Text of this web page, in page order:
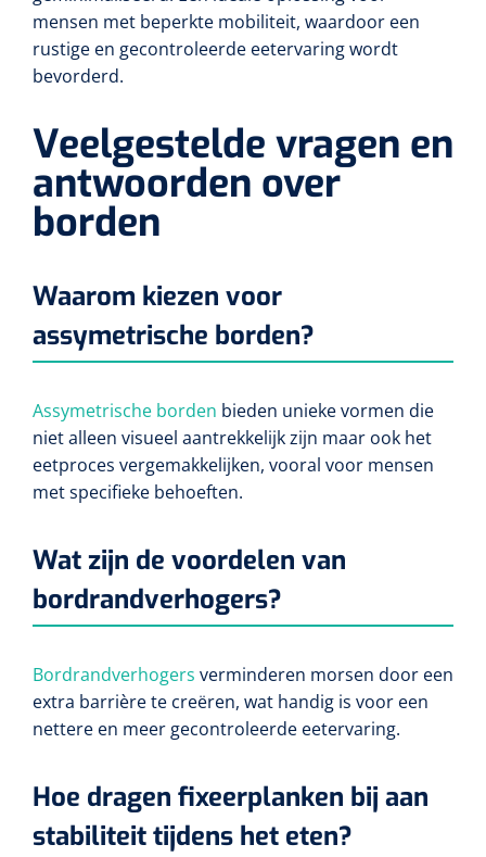
mensen met beperkte mobiliteit, waardoor een
rustige en gecontroleerde eetervaring wordt
bevorderd.
Veelgestelde vragen en
antwoorden over
borden
Waarom kiezen voor
assymetrische borden?
Assymetrische borden bieden unieke vormen die
niet alleen visueel aantrekkelijk zijn maar ook het
eetproces vergemakkelijken, vooral voor mensen
met specifieke behoeften.
Wat zijn de voordelen van
bordrandverhogers?
Bordrandverhogers verminderen morsen door een
extra barrière te creëren, wat handig is voor een
nettere en meer gecontroleerde eetervaring.
Hoe dragen fixeerplanken bij aan
stabiliteit tijdens het eten?